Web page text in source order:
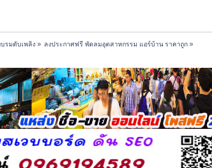
รมดับเพลิง» ลงประกาศฟรี พัดลมอุตสาหกรรม แอร์บ้าน ราคาถูก»